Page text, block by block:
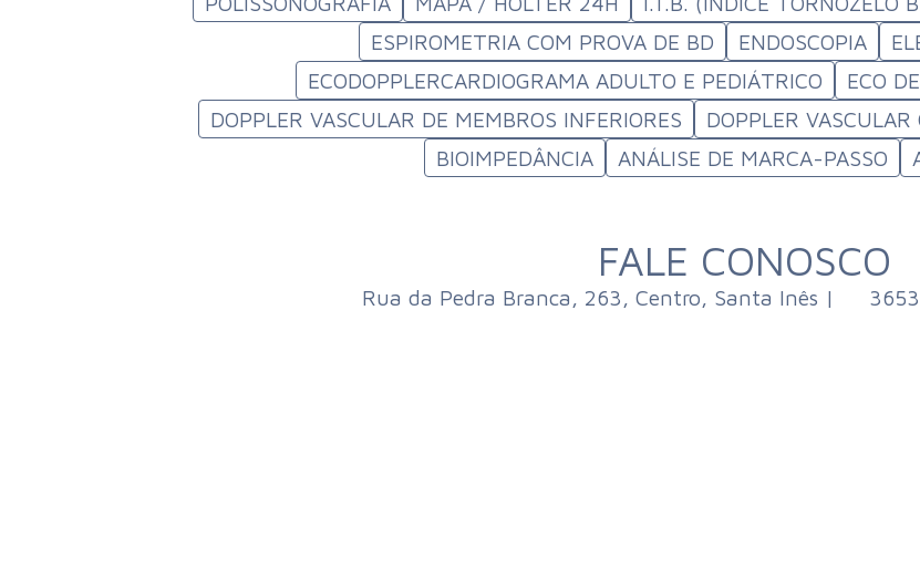
ESPIROMETRIA COM PROVA DE BD
ENDOSCOPIA
ECODOPPLERCARDIOGRAMA ADULTO E PEDIÁTRICO
ECO
DOPPLER VASCULAR DE MEMBROS INFERIORES
DOPPLER
BIOIMPEDÂNCIA
ANÁLISE DE MARCA-PASSO
FALE CONOSCO
Rua da Pedra Branca, 263, Centro, Santa Inês |